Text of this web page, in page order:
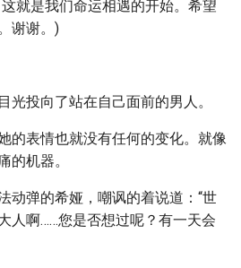
就是我们命运相遇的开始。希望
谢谢。)
光投向了站在自己面前的男人。
的表情也就没有任何的变化。就像
的机器。
动弹的希娅，嘲讽的着说道：“世
人啊……您是否想过呢？有一天会